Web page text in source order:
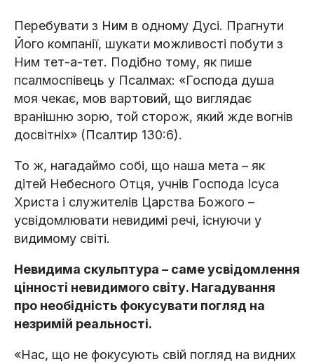
Перебувати з Ним в одному Дусі. Прагнути
Його компанії, шукати можливості побути з
Ним тет-а-тет. Подібно тому, як пише
псалмоспівець у Псалмах: «Господа душа
моя чекає, мов вартовий, що виглядає
вранішню зорю, той сторож, який жде вогнів
досвітніх» (Псалтир 130:6).
То ж, нагадаймо собі, що наша мета – як
дітей Небесного Отця, учнів Господа Ісуса
Христа і служителів Царства Божого –
усвідомлювати невидимі речі, існуючи у
видимому світі.
Невидима скульптура – саме усвідомлення
цінності невидимого світу. Нагадування
про необідність фокусувати погляд на
незримій реальності.
«Нас, що не фокусують свій погляд на видних